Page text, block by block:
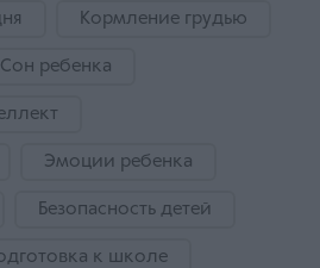
Кормление грудью
Сон ребенка
Эмоции ребенка
Безопасность детей
к школе